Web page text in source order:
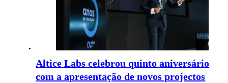
Altice Labs celebrou quinto aniversário
com a apresentação de novos projectos